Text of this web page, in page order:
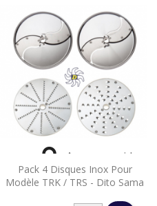
Pack 4 Disques Inox Pour
Modèle TRK / TRS - Dito Sama
 Aperçu rapide